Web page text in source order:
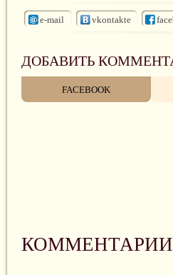
e-mail vkontakte
ДОБАВИТЬ
FACEBOOK
КОММЕНТАРИИ